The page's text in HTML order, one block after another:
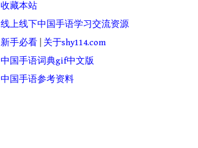
收藏本站
线上线下中国手语学习交流资源
新手必看
关于shy114.com
中国手语词典gif中文版
中国手语参考资料